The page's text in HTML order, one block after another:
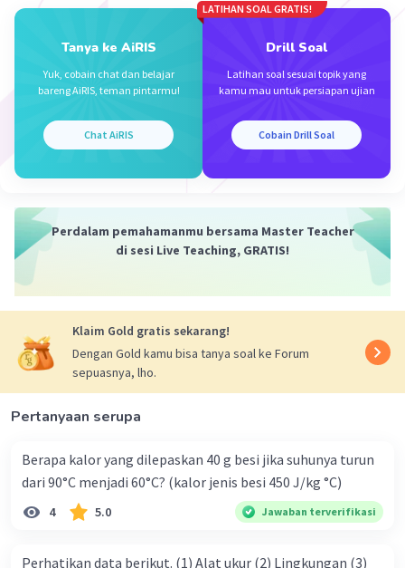
T = periode (s)
n = banyak gelombang
Hubungan antara frekuensi dan periode gelombang
T = 1/f
n = 1 gelombang
Ditanya :
Pembahasan :
Selang waktu untuk menempuh satu gelombang
dihitung dengan :
f = n/t
t = 1/1,5
t = ⅔ s
T = 1/1,5
T = ⅔ s
Jadi waktu untuk menempuh satu gelombang dan
Tanya ke AiRIS
Yuk, cobain chat dan belajar
bareng AiRIS, teman pintarmu!
Chat AiRIS
LATIHAN SOAL GRATIS!
Drill Soal
Latihan soal sesuai topik yang
kamu mau untuk persiapan ujian
Cobain Drill Soal
Perdalam pemahamanmu bersama Master Teacher
di sesi Live Teaching, GRATIS!
Klaim Gold gratis sekarang!
Dengan Gold kamu bisa tanya soal ke Forum
sepuasnya, lho.
Pertanyaan serupa
Berapa kalor yang dilepaskan 40 g besi jika suhunya turun
dari 90°C menjadi 60°C? (kalor jenis besi 450 J/kg °C)
4 5.0 Jawaban terverifikasi
Perhatikan data berikut. (1) Alat ukur (2) Lingkungan (3)